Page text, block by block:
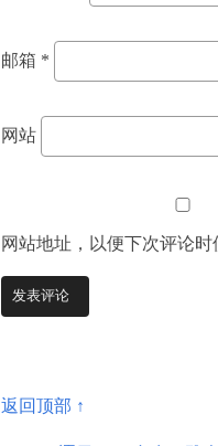
邮箱 *
网站
网站地址，以便下次评论时
返回顶部 ↑